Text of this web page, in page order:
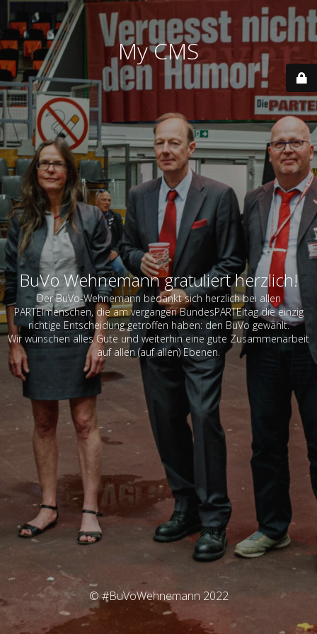
My CMS
BuVo Wehnemann gratuliert herzlich!
Der BuVo-Wehnemann bedankt sich herzlich bei allen
PARTEImenschen, die am vergangen BundesPARTEItag die einzig
richtige Entscheidung getroffen haben: den BuVo gewählt.
Wir wünschen alles Gute und weiterhin eine gute Zusammenarbeit
auf allen (auf allen) Ebenen.
© #BuVoWehnemann 2022